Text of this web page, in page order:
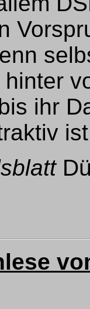
ihr